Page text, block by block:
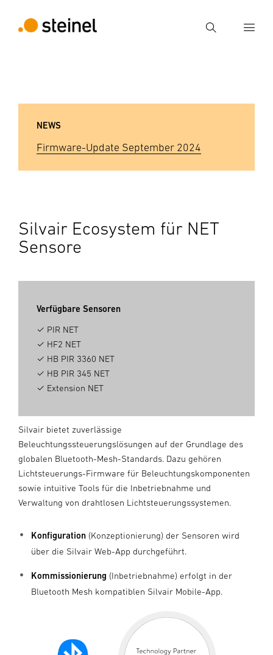
Suche
NEWS
Firmware-Update September 2024
Silvair Ecosystem für NET
Sensore
Verfügbare Sensoren
✓ PIR NET
✓ HF2 NET
✓ HB PIR 3360 NET
✓ HB PIR 345 NET
✓ Extension NET
Silvair bietet zuverlässige
Beleuchtungssteuerungslösungen auf der Grundlage des
globalen Bluetooth-Mesh-Standards. Dazu gehören
Lichtsteuerungs-Firmware für Beleuchtungskomponenten
sowie intuitive Tools für die Inbetriebnahme und
Verwaltung von drahtlosen Lichtsteuerungssystemen.
Konfiguration (Konzeptionierung) der Sensoren wird
über die Silvair Web-App durchgeführt.
Kommissionierung (Inbetriebnahme) erfolgt in der
Bluetooth Mesh kompatiblen Silvair Mobile-App.